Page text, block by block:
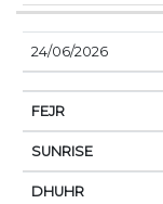
24/06/2026